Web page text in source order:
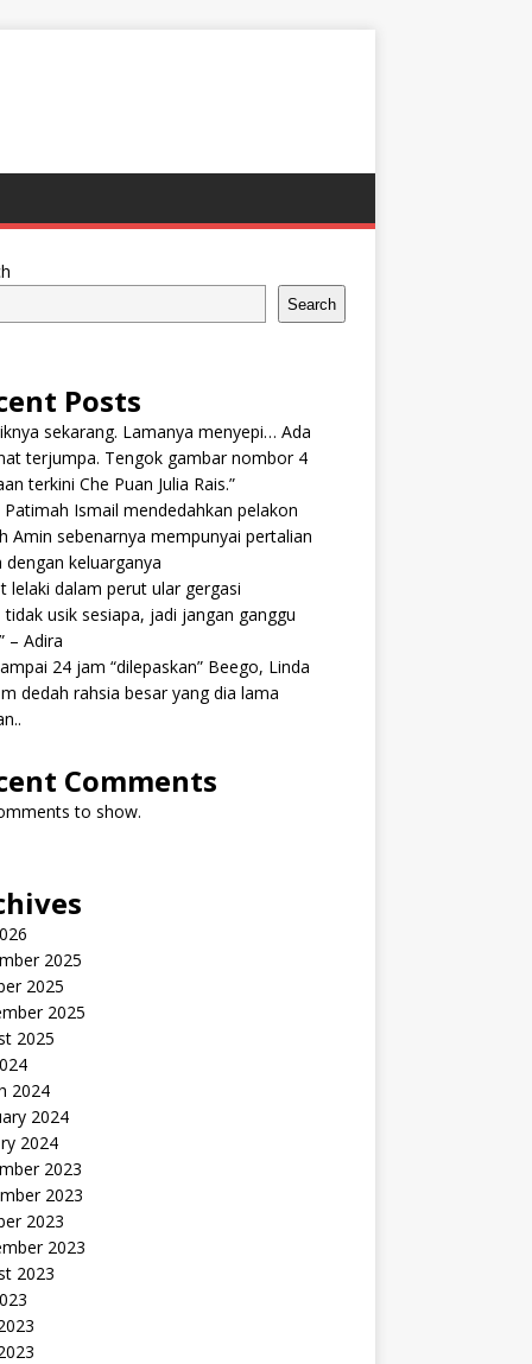
Search
Posts
sekarang. Lamanya menyepi… Ada
terjumpa. Tengok gambar nombor 4
terkini Che Puan Julia Rais.”
Ismail mendedahkan pelakon
Amin sebenarnya mempunyai pertalian
dengan keluarganya
lelaki dalam perut ular gergasi
tidak usik sesiapa, jadi jangan ganggu
– Adira
24 jam “dilepaskan” Beego, Linda
dedah rahsia besar yang dia lama
Comments
to show.
2025
2025
2025
2025
2024
2024
2024
2023
2023
2023
2023
2023